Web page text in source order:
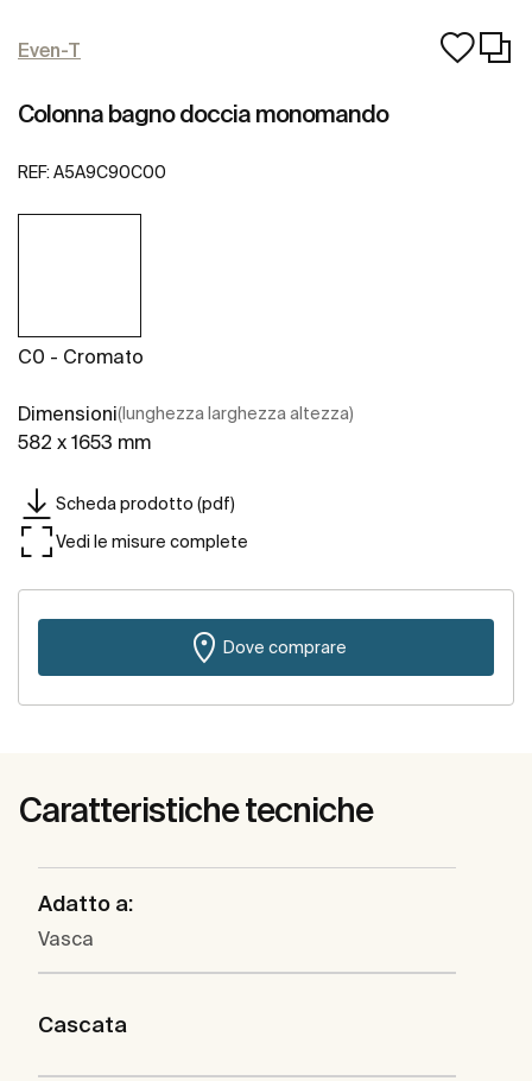
Even-T
Colonna bagno doccia monomando
REF: A5A9C90C00
C0 - Cromato
Dimensioni(lunghezza larghezza altezza)
582 x 1653 mm
Scheda prodotto (pdf)
Vedi le misure complete
Dove comprare
Caratteristiche tecniche
Adatto a:
Vasca
Cascata